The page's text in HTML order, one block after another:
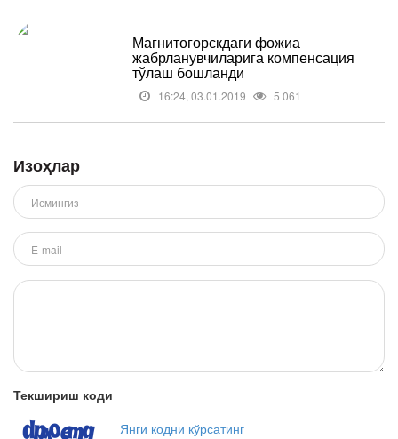
Магнитогорскдаги фожиа
жабрланувчиларига компенсация
тўлаш бошланди
16:24, 03.01.2019 5 061
Изоҳлар
Текшириш коди
Янги кодни кўрсатинг